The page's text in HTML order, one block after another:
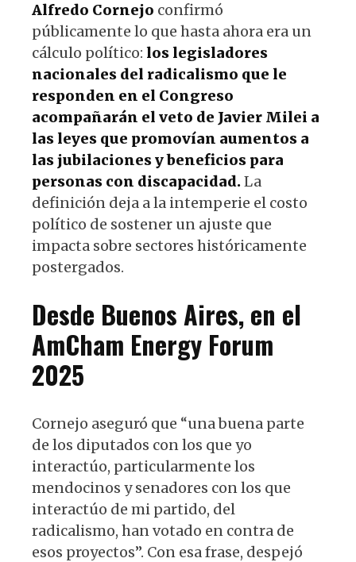
Alfredo Cornejo confirmó
públicamente lo que hasta ahora era un
cálculo político: los legisladores
nacionales del radicalismo que le
responden en el Congreso
acompañarán el veto de Javier Milei a
las leyes que promovían aumentos a
las jubilaciones y beneficios para
personas con discapacidad.La
definición deja a la intemperie el costo
político de sostener un ajuste que
impacta sobre sectores históricamente
postergados.
Desde Buenos Aires, en el
AmCham Energy Forum
2025
Cornejo aseguró que “una buena parte
de los diputados con los que yo
interactúo, particularmente los
mendocinos y senadores con los que
interactúo de mi partido, del
radicalismo, han votado en contra de
esos proyectos”. Con esa frase, despejó